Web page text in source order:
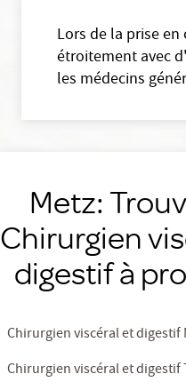
Lors de la prise
étroitement avec
les médecins
Metz:
Chirurgien
digestif à
Chirurgien viscéral et digestif
Chirurgien viscéral et